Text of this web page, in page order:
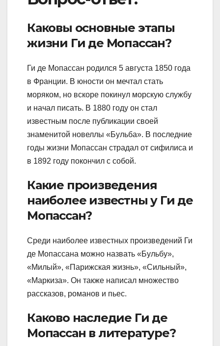
Каковы основные этапы
жизни Ги де Мопассан?
Ги де Мопассан родился 5 августа 1850 года
в Франции. В юности он мечтал стать
моряком, но вскоре покинул морскую службу
и начал писать. В 1880 году он стал
известным после публикации своей
знаменитой новеллы «Бульба». В последние
годы жизни Мопассан страдал от сифилиса и
в 1892 году покончил с собой.
Какие произведения
наиболее известны у Ги де
Мопассан?
Среди наиболее известных произведений Ги
де Мопассана можно назвать «Бульбу»,
«Милый», «Парижская жизнь», «Сильный»,
«Маркиза». Он также написал множество
рассказов, романов и пьес.
Каково наследие Ги де
Мопассан в литературе?